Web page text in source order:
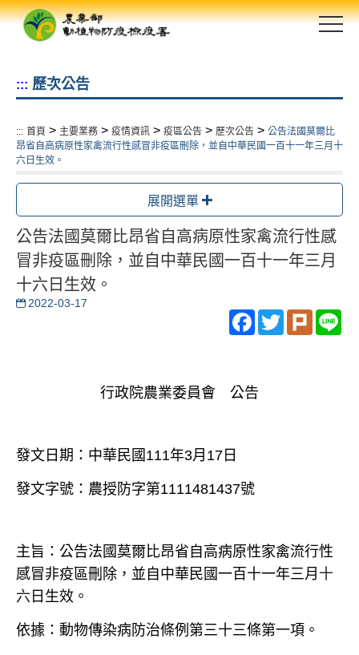
跳
::: 歷次公告
::: 首頁 > 主要業務 > 疫情資訊 > 疫區公告 > 歷次公告 > 公告法國莫爾比
昂省自高病原性家禽流行性感冒非疫區刪除，並自中華民國一百十一年三月十
六日生效。
展開選單
公告法國莫爾比昂省自高病原性家禽流行性感
冒非疫區刪除，並自中華民國一百十一年三月
十六日生效。
2022-03-17
Facebook
TwitterPlurk
行政院農業委員會 公告
發文日期：中華民國111年3月17日
發文字號：農授防字第1111481437號
主旨：公告法國莫爾比昂省自高病原性家禽流行性
感冒非疫區刪除，並自 中華民國一百十一年三月 十
六 日 生效。
依據：動物傳染病防治條例第三十三條第一項。